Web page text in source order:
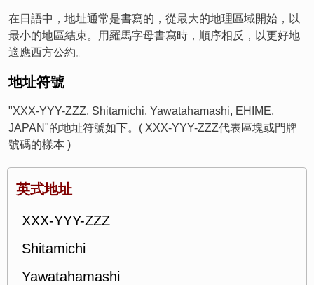
在日語中，地址通常是書寫的，從最大的地理區域開始，以
最小的地區結束。用羅馬字母書寫時，順序相反，以更好地
適應西方公約。
地址符號
"XXX-YYY-ZZZ, Shitamichi, Yawatahamashi, EHIME,
JAPAN"的地址符號如下。( XXX-YYY-ZZZ代表區塊或門牌
號碼的樣本 )
英式地址
XXX-YYY-ZZZ
Shitamichi
Yawatahamashi